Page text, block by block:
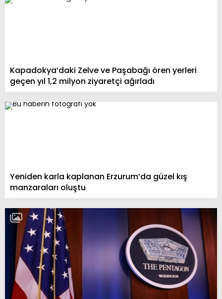
Kapadokya’daki Zelve ve Paşabağı ören yerleri
geçen yıl 1,2 milyon ziyaretçi ağırladı
Yeniden karla kaplanan Erzurum’da güzel kış
manzaraları oluştu